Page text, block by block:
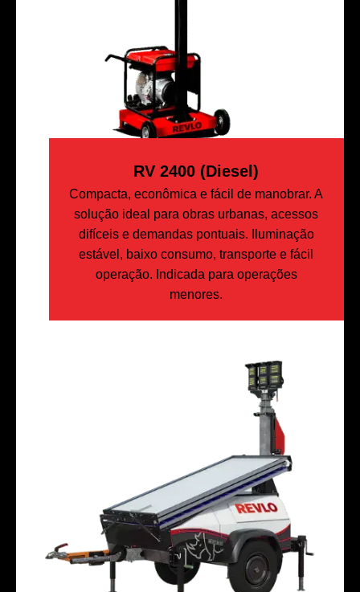
RV 2400 (Diesel)
Compacta, econômica e fácil de manobrar. A
solução ideal para obras urbanas, acessos
difíceis e demandas pontuais. Iluminação
estável, baixo consumo, transporte e fácil
operação. Indicada para operações
menores.